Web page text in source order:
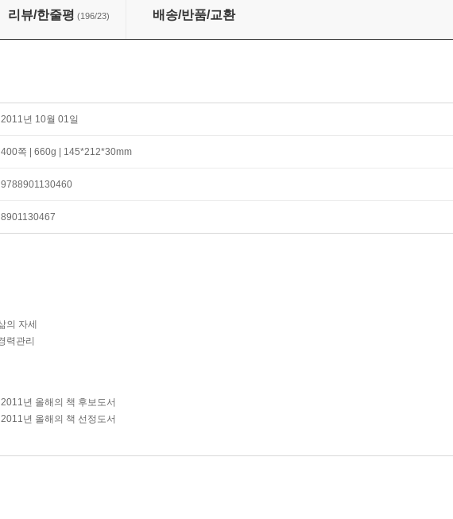
명
리뷰/한줄평 (196/23) 배송/반품/교환
2011년 10월 01일
400쪽 | 660g | 145*212*30mm
9788901130460
8901130467
의 자세
력관리
2011년 올해의 책 후보도서
2011년 올해의 책 선정도서